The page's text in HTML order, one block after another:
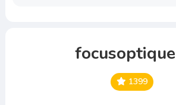
focusoptique
1399